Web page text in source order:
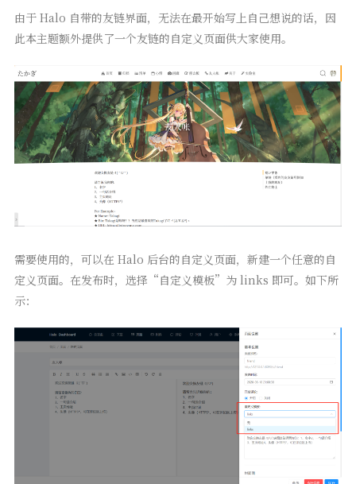
由于 Halo 自带的友链界面，无法在最开始写上自己想说的话，因
此本主题额外提供了一个友链的自定义页面供大家使用。
需要使用的，可以在 Halo 后台的自定义页面，新建一个任意的自
定义页面。在发布时，选择“自定义模板”为 links 即可。如下所
示：